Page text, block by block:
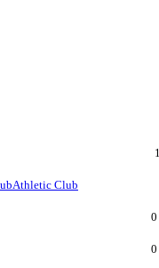
1
Athletic Club
0
0